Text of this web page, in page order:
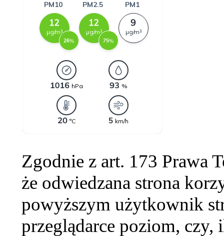
Zgodnie z art. 173 Prawa
że odwiedzana strona
powyższym użytkownik
przeglądarce poziom,